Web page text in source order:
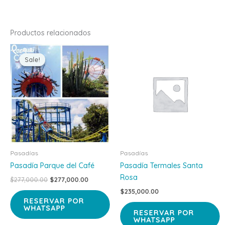
Productos relacionados
Sale!
Sale!
Pasadías
Pasadía Parque del Café
$277,000.00
Original
price
was:
$277,000.00.
$277,000.00
Current
price
is:
$277,000.00.
RESERVAR POR
WHATSAPP
Pasadías
Pasadía Termales Santa
Rosa
$235,000.00
RESERVAR POR
WHATSAPP